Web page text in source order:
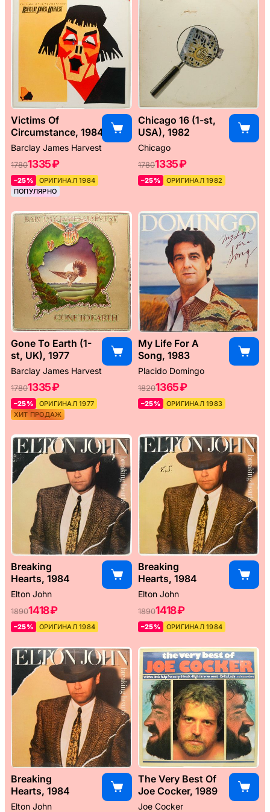
Victims Of
Circumstance, 1984
Barclay James Harvest
17801335 ₽
–25%
ОРИГИНАЛ 1984
ПОПУЛЯРНО
Chicago 16 (1-st,
USA), 1982
Chicago
17801335 ₽
–25% ОРИГИНАЛ 1982
Gone To Earth (1-
st, UK), 1977
Barclay James Harvest
17801335 ₽
–25%
ОРИГИНАЛ 1977
ХИТ ПРОДАЖ
My Life For A
Song, 1983
Placido Domingo
18201365 ₽
–25% ОРИГИНАЛ 1983
Breaking
Hearts, 1984
Elton John
18901418 ₽
–25% ОРИГИНАЛ 1984
Breaking
Hearts, 1984
Elton John
18901418 ₽
–25% ОРИГИНАЛ 1984
Breaking
Hearts, 1984
Elton John
The Very Best Of
Joe Cocker, 1989
Joe Cocker